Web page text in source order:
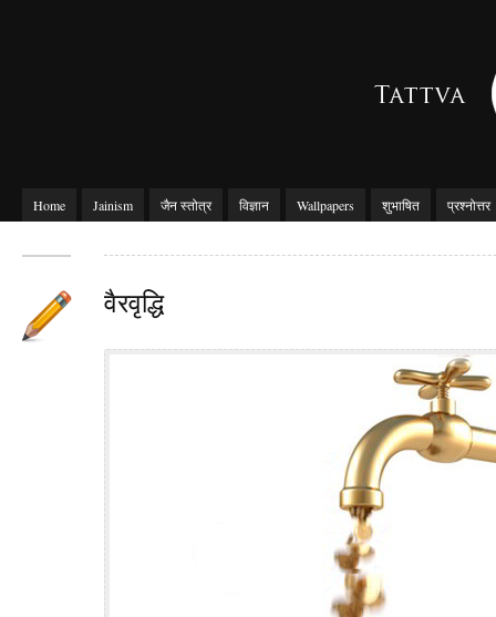
Home Jainism जैन स्तोत्र विज्ञान Wallpapers शुभाषित प्रश्नोत्तर
वैरवृद्धि